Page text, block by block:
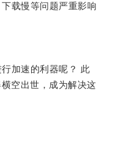
载慢等问题严重影响
加速的利器呢？ 此
空出世，成为解决这